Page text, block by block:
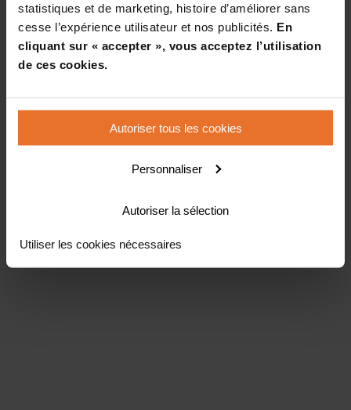
statistiques et de marketing, histoire d’améliorer sans
cesse l’expérience utilisateur et nos publicités. En
cliquant sur « accepter », vous acceptez l’utilisation
de ces cookies.
Autoriser tous les cookies
Personnaliser
Autoriser la sélection
Utiliser les cookies nécessaires